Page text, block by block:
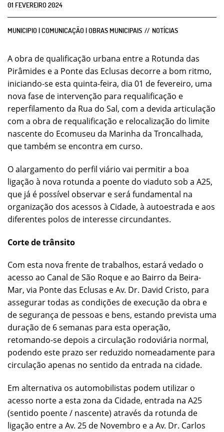
01 FEVEREIRO2024
MUNICIPIO | COMUNICAÇÃO | OBRAS MUNICIPAIS NOTÍCIAS
A obra de qualificação urbana entre a Rotunda das
Pirâmides e a Ponte das Eclusas decorre a bom ritmo,
iniciando-se esta quinta-feira, dia 01 de fevereiro, uma
nova fase de intervenção para requalificação e
reperfilamento da Rua do Sal, com a devida articulação
com a obra de requalificação e relocalização do limite
nascente do Ecomuseu da Marinha da Troncalhada,
que também se encontra em curso.
O alargamento do perfil viário vai permitir a boa
ligação à nova rotunda a poente do viaduto sob a A25,
que já é possível observar e será fundamental na
organização dos acessos à Cidade, à autoestrada e aos
diferentes polos de interesse circundantes.
Corte de trânsito
Com esta nova frente de trabalhos, estará vedado o
acesso ao Canal de São Roque e ao Bairro da Beira-
Mar, via Ponte das Eclusas e Av. Dr. David Cristo, para
assegurar todas as condições de execução da obra e
de segurança de pessoas e bens, estando prevista uma
duração de 6 semanas para esta operação,
retomando-se depois a circulação rodoviária normal,
podendo este prazo ser reduzido nomeadamente para
circulação apenas no sentido da entrada na cidade.
Em alternativa os automobilistas podem utilizar o
acesso norte a esta zona da Cidade, entrada na A25
(sentido poente / nascente) através da rotunda de
ligação entre a Av. 25 de Novembro e a Av. Dr. Carlos